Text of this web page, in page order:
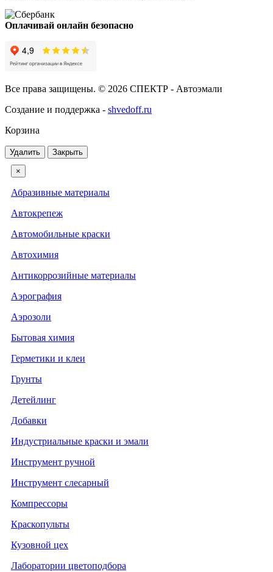
Оплачивай онлайн безопасно
Все права защищены. © 2026 СПЕКТР - Автоэмали
Создание и поддержка - shvedoff.ru
Корзина
Удалить Закрыть
×
Абразивные материалы
Автокрепеж
Автомобильные краски
Автохимия
Антикоррозийные материалы
Аэрография
Аэрозоли
Бытовая химия
Герметики и клеи
Грунты
Детейлинг
Добавки
Индустриальные краски и эмали
Инструмент ручной
Инструмент слесарный
Компрессоры
Краскопульты
Кузовной цех
Лаборатории цветоподбора